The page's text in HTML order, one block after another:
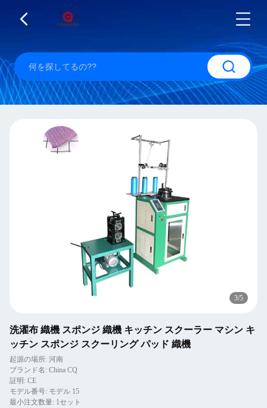
4/5
洗濯布 織機 スポンジ 織機 キッチン スクーラー マシン キ
ッチン スポンジ スクーリング パッド 織機
起源の場所: 河南
ブランド名: China CQ
証明: CE
モデル番号: モデル 15
最小注文数量: 1セット